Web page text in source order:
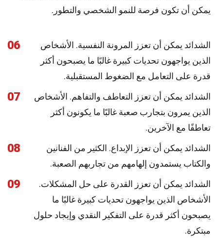
يمكن أن تكون فرصة للنمو الشخصي والتطور.
06
الشدائد يمكن أن تعزز المرونة النفسية. الأشخاص
الذين يواجهون تحديات كبيرة غالبًا ما يصبحون أكثر
قدرة على التعامل مع الضغوط المستقبلية.
07
الشدائد يمكن أن تعزز التعاطف والتفاهم. الأشخاص
الذين يمرون بتجارب صعبة غالبًا ما يكونون أكثر
تعاطفًا مع الآخرين.
08
الشدائد يمكن أن تعزز الإبداع. الكثير من الفنانين
والكتاب يستمدون إلهامهم من تجاربهم الصعبة.
09
الشدائد يمكن أن تعزز القدرة على حل المشكلات.
الأشخاص الذين يواجهون تحديات كبيرة غالبًا ما
يصبحون أكثر قدرة على التفكير النقدي وإيجاد حلول
مبتكرة.